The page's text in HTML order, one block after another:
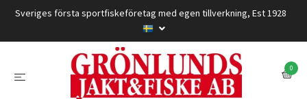
Sveriges första sportfiskeföretag med egen tillverkning, Est 1928
0